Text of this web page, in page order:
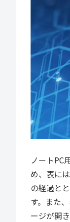
ノートPC
め、表に
の経過と
す。また
ージが開き